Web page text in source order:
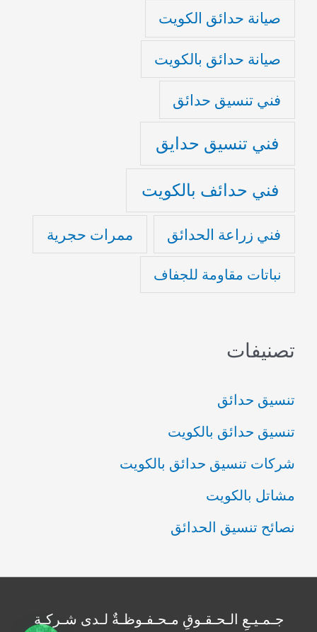
صيانة حدائق الكويت
صيانة حدائق بالكويت
فني تنسيق حدائق
فني تنسيق حدايق
فني حدائف بالكويت
فني زراعة الحدائق ممرات حجرية
نباتات مقاومة للجفاف
تصنيفات
تنسيق حدائق
تنسيق حدائق بالكويت
شركات تنسيق حدائق بالكويت
مشاتل بالكويت
نصائح تنسيق الحدائق
جـمـيـعِ الـحـقـوقِ مـحـفـوظـةٌ لـدى شـركـةِ